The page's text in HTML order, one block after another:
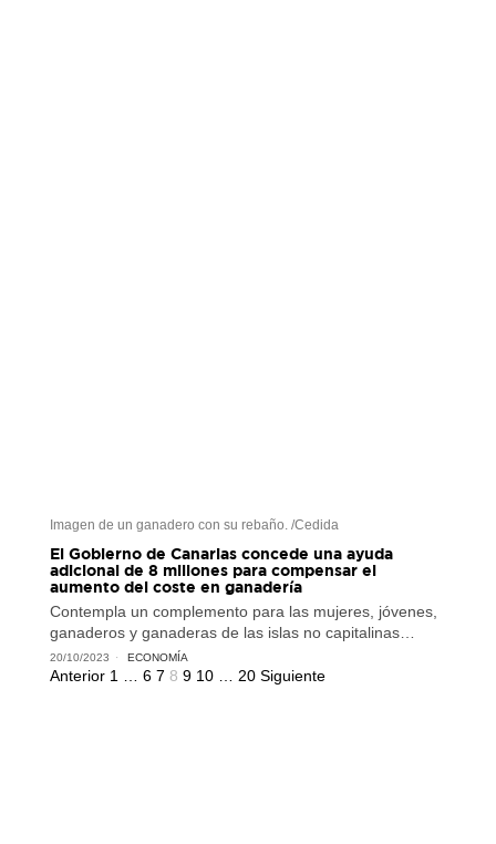
Imagen de un ganadero con su rebaño. /Cedida
El Gobierno de Canarias concede una ayuda
adicional de 8 millones para compensar el
aumento del coste en ganadería
Contempla un complemento para las mujeres, jóvenes,
ganaderos y ganaderas de las islas no capitalinas…
20/10/2023 ECONOMÍA
Anterior 1 6 7 8 9 10 20 Siguiente